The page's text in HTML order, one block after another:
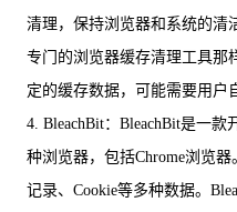
清理，保持浏览器和系统的清
专门的浏览器缓存清理工具那
定的缓存数据，可能需要用户
4. BleachBit：BleachBit是一
种浏览器，包括Chrome浏览
记录、Cookie等多种数据。